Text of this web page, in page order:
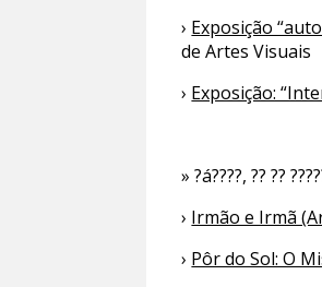
› Exposição
de Artes Visuais
› Exposição:
» ?á????, ?? ??
› Irmão e Irmã
› Pôr do Sol: O